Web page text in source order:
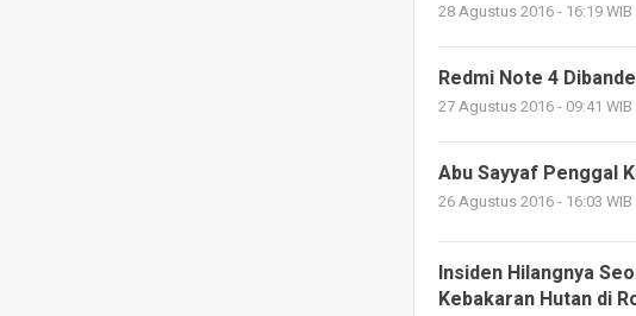
28 Agustus 2016 - 16:19 WIB
Redmi Note 4
27 Agustus 2016 - 09:41 WIB
Abu Sayyaf Penggal
26 Agustus 2016 - 16:03 WIB
Insiden Hilangnya
Kebakaran Hutan di